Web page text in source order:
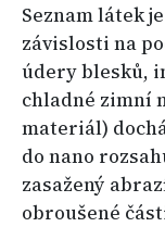
Seznam látek
závislosti na
údery blesků,
chladné zimní
materiál)
do nano
zasažený
obroušené